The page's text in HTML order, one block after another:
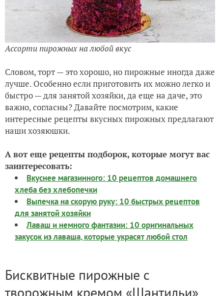
Ассорти пирожных на любой вкус
Словом, торт — это хорошо, но пирожные иногда даже
лучше. Особенно если приготовить их можно легко и
быстро — для занятой хозяйки, да еще на даче, это
важно, согласны? Давайте посмотрим, какие
интересные рецепты вкусных пирожных предлагают
наши хозяюшки.
А вот еще рецепты подборок, которые могут вас
заинтересовать:
Вкуснее магазинного: 10 рецептов домашнего
хлеба без хлебопечки
Выпечка на скорую руку: 10 быстрых рецептов
для занятой хозяйки
Лаваш и немного фантазии: 10 оригинальных
закусок из лаваша, которые украсят любой стол
Бисквитные пирожные с